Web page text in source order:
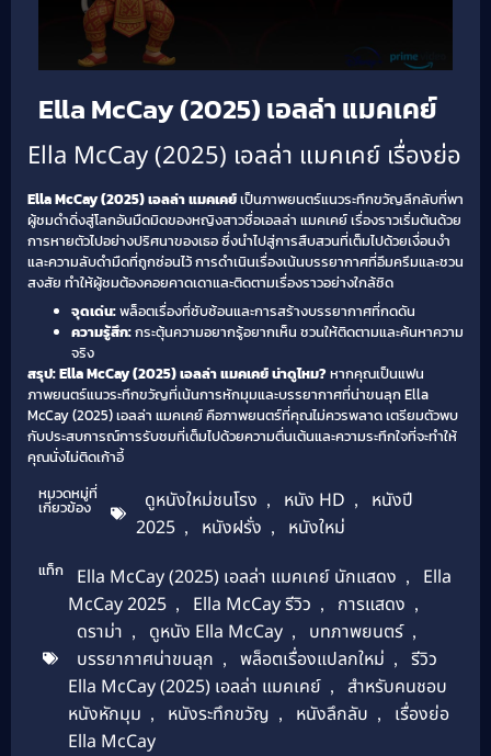
Ella McCay (2025) เอลล่า แมคเคย์
Ella McCay (2025) เอลล่า แมคเคย์ เรื่องย่อ
Ella McCay (2025) เอลล่า แมคเคย์เป็นภาพยนตร์แนวระทึกขวัญลึกลับที่พา
ผู้ชมดำดิ่งสู่โลกอันมืดมิดของหญิงสาวชื่อเอลล่า แมคเคย์ เรื่องราวเริ่มต้นด้วย
การหายตัวไปอย่างปริศนาของเธอ ซึ่งนำไปสู่การสืบสวนที่เต็มไปด้วยเงื่อนงำ
และความลับดำมืดที่ถูกซ่อนไว้ การดำเนินเรื่องเน้นบรรยากาศที่อึมครึมและชวน
สงสัย ทำให้ผู้ชมต้องคอยคาดเดาและติดตามเรื่องราวอย่างใกล้ชิด
จุดเด่น:พล็อตเรื่องที่ซับซ้อนและการสร้างบรรยากาศที่กดดัน
ความรู้สึก:กระตุ้นความอยากรู้อยากเห็น ชวนให้ติดตามและค้นหาความ
จริง
สรุป: Ella McCay (2025) เอลล่า แมคเคย์ น่าดูไหม?หากคุณเป็นแฟน
ภาพยนตร์แนวระทึกขวัญที่เน้นการหักมุมและบรรยากาศที่น่าขนลุก Ella
McCay (2025) เอลล่า แมคเคย์ คือภาพยนตร์ที่คุณไม่ควรพลาด เตรียมตัวพบ
กับประสบการณ์การรับชมที่เต็มไปด้วยความตื่นเต้นและความระทึกใจที่จะทำให้
คุณนั่งไม่ติดเก้าอี้
หมวดหมู่ที่
เกี่ยวข้อง ดูหนังใหม่ชนโรง , หนัง HD ,
หนังปี
2025 , หนังฝรั่ง , หนังใหม่
แท็ก Ella McCay (2025) เอลล่า แมคเคย์ นักแสดง ,
Ella
McCay 2025 , Ella McCay รีวิว , การแสดง ,
ดราม่า , ดูหนัง Ella McCay , บทภาพยนตร์ ,
บรรยากาศน่าขนลุก , พล็อตเรื่องแปลกใหม่ ,
รีวิว
Ella McCay (2025) เอลล่า แมคเคย์ ,
สำหรับคนชอบ
หนังหักมุม , หนังระทึกขวัญ , หนังลึกลับ ,
เรื่องย่อ
Ella McCay